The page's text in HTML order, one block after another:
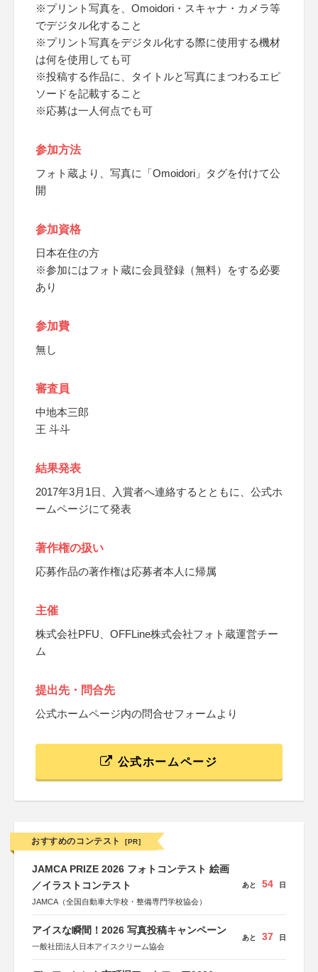
※プリント写真を、Omoidori・スキャナ・カメラ等
でデジタル化すること
※プリント写真をデジタル化する際に使用する機材
は何を使用しても可
※投稿する作品に、タイトルと写真にまつわるエピ
ソードを記載すること
※応募は一人何点でも可
参加方法
フォト蔵より、写真に「Omoidori」タグを付けて公
開
参加資格
日本在住の方
※参加にはフォト蔵に会員登録（無料）をする必要
あり
参加費
無し
審査員
中地本三郎
王 斗斗
結果発表
2017年3月1日、入賞者へ連絡するとともに、公式ホ
ームページにて発表
著作権の扱い
応募作品の著作権は応募者本人に帰属
主催
株式会社PFU、OFFLine株式会社フォト蔵運営チー
ム
提出先・問合先
公式ホームページ内の問合せフォームより
公式ホームページ
おすすめのコンテスト [PR]
JAMCA PRIZE 2026 フォトコンテスト 絵画
／イラストコンテスト
JAMCA（全国自動車大学校・整備専門学校協会）
あと 54 日
アイスな瞬間！2026 写真投稿キャンペーン
一般社団法人日本アイスクリーム協会
あと 37 日